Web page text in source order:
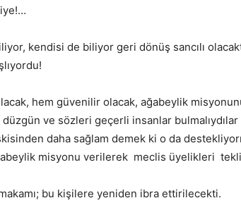
kendisi de biliyor geri dönüş sancılı
hem güvenilir olacak, ağabeylik
düzgün ve sözleri geçerli insanlar bulmalıydılar
daha sağlam demek ki o da
misyonu verilerek meclis üyelikleri
bu kişilere yeniden ibra ettirilecekti.